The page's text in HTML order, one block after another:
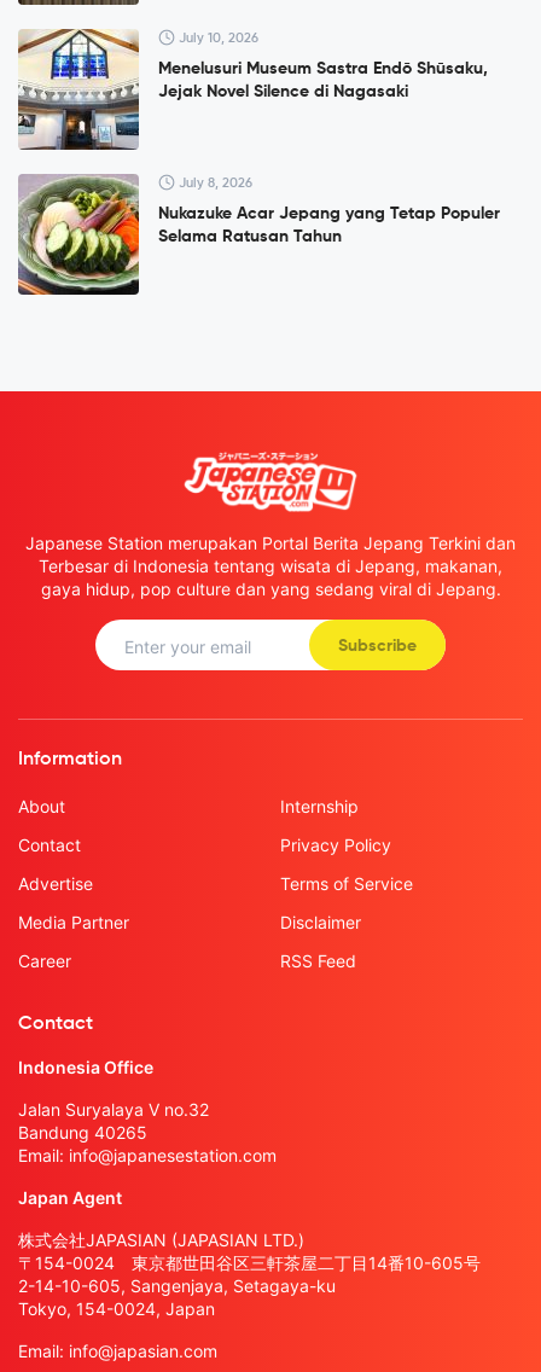
July 10, 2026
Menelusuri Museum Sastra Endō Shūsaku,
Jejak Novel Silence di Nagasaki
July 8, 2026
Nukazuke Acar Jepang yang Tetap Populer
Selama Ratusan Tahun
Japanese Station merupakan Portal Berita Jepang Terkini dan
Terbesar di Indonesia tentang wisata di Jepang, makanan,
gaya hidup, pop culture dan yang sedang viral di Jepang.
Subscribe
Information
About
Contact
Advertise
Media Partner
Career
Internship
Privacy Policy
Terms of Service
Disclaimer
RSS Feed
Contact
Indonesia Office
Jalan Suryalaya V no.32
Bandung 40265
Email: info@japanesestation.com
Japan Agent
株式会社JAPASIAN (JAPASIAN LTD.)
〒154-0024 東京都世田谷区三軒茶屋二丁目14番10-605号
2-14-10-605, Sangenjaya, Setagaya-ku
Tokyo, 154-0024, Japan
Email: info@japasian.com